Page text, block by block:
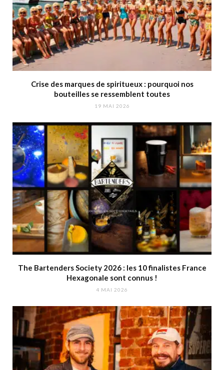
Crise des marques de spiritueux : pourquoi nos
bouteilles se ressemblent toutes
19 MAI 2026
The Bartenders Society 2026 : les 10 finalistes France
Hexagonale sont connus !
4 MAI 2026